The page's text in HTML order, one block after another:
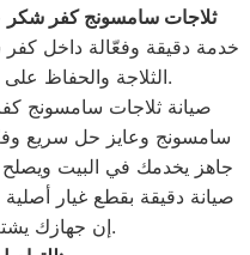
ثلاجات سامسونج كفر شكر
خدمة دقيقة وفعّالة داخل كفر
الثلاجة والحفاظ على كفاءتها على المدى الطويل.
صيانة ثلاجات سامسونج
سامسونج وعايز حل سريع
جاهز يخدمك في البيت ويصلح
صيانة دقيقة بقطع غيار
إن جهازك يشتغل بكفاءة من جديد.